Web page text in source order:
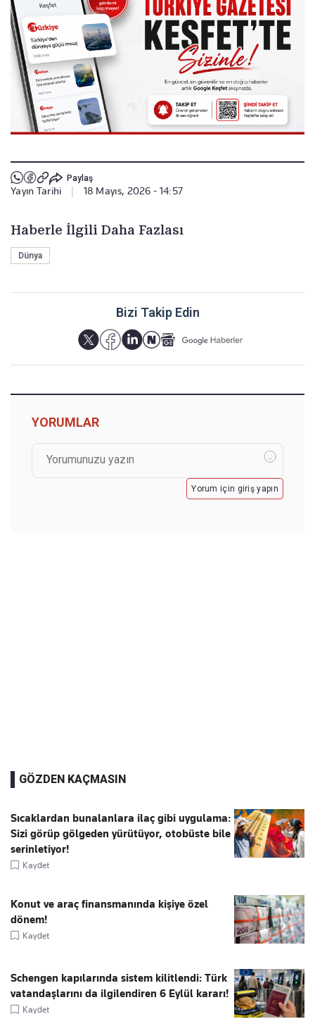
Paylaş
Yayın Tarihi 18 Mayıs, 2026 - 14:57
Haberle İlgili Daha Fazlası
Dünya
Bizi Takip Edin
YORUMLAR
Yorum için giriş yapın
GÖZDEN KAÇMASIN
Sıcaklardan bunalanlara ilaç gibi uygulama:
Sizi görüp gölgeden yürütüyor, otobüste bile
serinletiyor!
Kaydet
Konut ve araç finansmanında kişiye özel
dönem!
Kaydet
Schengen kapılarında sistem kilitlendi: Türk
vatandaşlarını da ilgilendiren 6 Eylül kararı!
Kaydet